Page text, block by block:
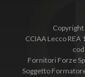
CCIAA Lecco
Fornitori Forze
Soggetto